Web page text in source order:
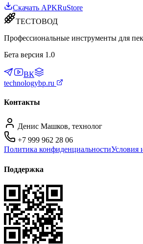
ТЕСТОВОД
Профессиональные инструменты для
Бета версия 1.0
ВК
technologybp.ru
Контакты
+7 999 962 28 06
Политика конфиденциальности
Поддержка
Связаться с технологом